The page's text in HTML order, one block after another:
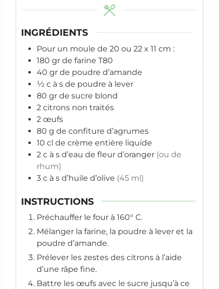
INGRÉDIENTS
Pour un moule de 20 ou 22 x 11 cm :
180 gr de farine T80
40 gr de poudre d’amande
½ c à s de poudre à lever
80 gr de sucre blond
2 citrons non traités
2 œufs
80 g de confiture d’agrumes
10 cl de crème entière liquide
2 c à s d’eau de fleur d’oranger (ou de
rhum)
3 c à s d’huile d’olive (45 ml)
INSTRUCTIONS
Préchauffer le four à 160° C.
Mélanger la farine, la poudre à lever et la
poudre d’amande.
Prélever les zestes des citrons à l’aide
d’une râpe fine.
Battre les œufs avec le sucre jusqu’à ce